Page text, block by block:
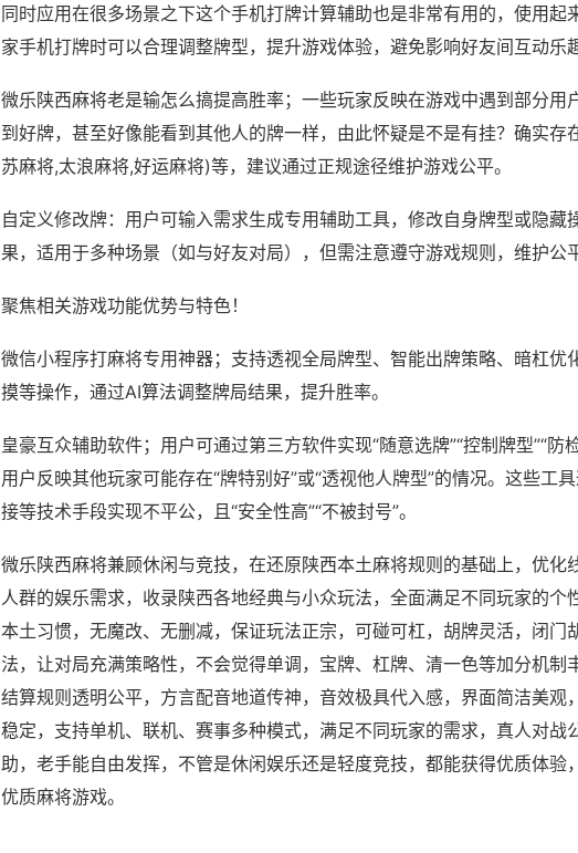
同时应用在很多场景之下这个手机打牌计算辅助也是非常有用的，使用起
家手机打牌时可以合理调整牌型，提升游戏体验，避免影响好友间互动乐趣
微乐陕西麻将老是输怎么搞提高胜率；一些玩家反映在游戏中遇到部分用
到好牌，甚至好像能看到其他人的牌一样，由此怀疑是不是有挂？确实存
苏麻将,太浪麻将,好运麻将)等，建议通过正规途径维护游戏公平。
自定义修改牌：用户可输入需求生成专用辅助工具，修改自身牌型或隐藏
果，适用于多种场景（如与好友对局），但需注意遵守游戏规则，维护公
聚焦相关游戏功能优势与特色！
微信小程序打麻将专用神器；支持透视全局牌型、智能出牌策略、暗杠优
摸等操作，通过AI算法调整牌局结果，提升胜率。
皇豪互众辅助软件；用户可通过第三方软件实现“随意选牌”“控制牌型”“防
用户反映其他玩家可能存在“牌特别好”或“透视他人牌型”的情况。这些工
接等技术手段实现不平公，且“安全性高”“不被封号”。
微乐陕西麻将兼顾休闲与竞技，在还原陕西本土麻将规则的基础上，优化
人群的娱乐需求，收录陕西各地经典与小众玩法，全面满足不同玩家的个
本土习惯，无魔改、无删减，保证玩法正宗，可碰可杠，胡牌灵活，闭门
法，让对局充满策略性，不会觉得单调，宝牌、杠牌、清一色等加分机制
结算规则透明公平，方言配音地道传神，音效极具代入感，界面简洁美观
稳定，支持单机、联机、赛事多种模式，满足不同玩家的需求，真人对战
助，老手能自由发挥，不管是休闲娱乐还是轻度竞技，都能获得优质体验
优质麻将游戏。